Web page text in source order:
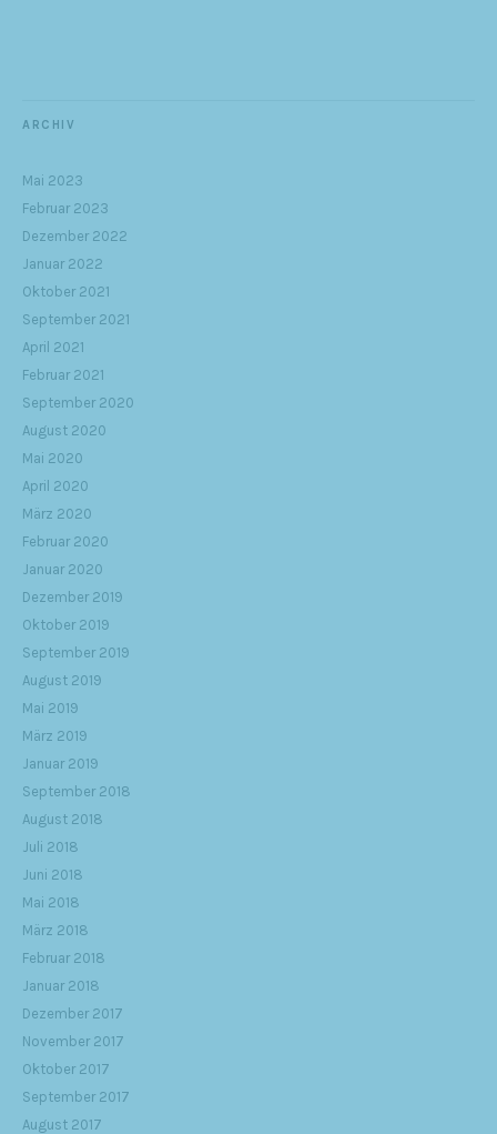
ARCHIV
Mai 2023
Februar 2023
Dezember 2022
Januar 2022
Oktober 2021
September 2021
April 2021
Februar 2021
September 2020
August 2020
Mai 2020
April 2020
März 2020
Februar 2020
Januar 2020
Dezember 2019
Oktober 2019
September 2019
August 2019
Mai 2019
März 2019
Januar 2019
September 2018
August 2018
Juli 2018
Juni 2018
Mai 2018
März 2018
Februar 2018
Januar 2018
Dezember 2017
November 2017
Oktober 2017
September 2017
August 2017